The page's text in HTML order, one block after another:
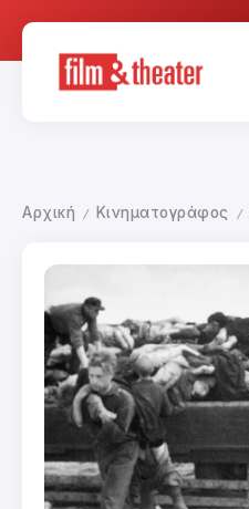
Αρχική / Κινηματογράφος /